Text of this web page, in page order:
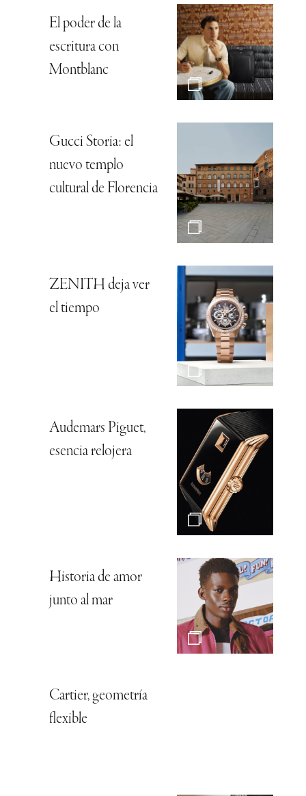
El poder de la
escritura con
Montblanc
Gucci Storia: el
nuevo templo
cultural de Florencia
ZENITH deja ver
el tiempo
Audemars Piguet,
esencia relojera
Historia de amor
junto al mar
Cartier, geometría
flexible